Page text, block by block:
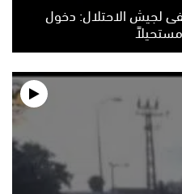
لجيش الاحتلال: دخول